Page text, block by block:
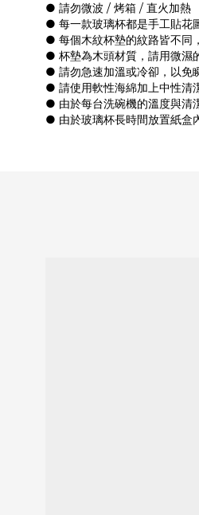
● 請勿微波 / 烤箱 / 直火加熱
● 每一款玻璃杯都是手工貼花
● 每個木紋杯墊的紋路皆不同
● 杯墊為木頭材質，請用微濕
● 請勿急速加溫或冷卻，以免
● 請使用軟性海綿加上中性清
● 由於每台洗碗機的溫度與清
● 由於玻璃杯長時間放置紙盒